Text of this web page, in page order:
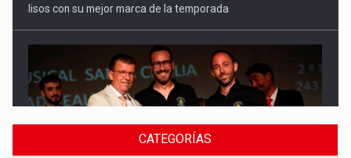
El Gobierno regional apoya el Certamen de Bandas de Mota
del Cuervo con 18.000 euros
CATEGORÍAS